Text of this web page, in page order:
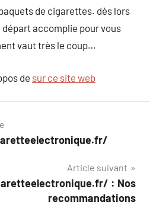
de cigarettes. dès lors
départ accomplie pour vous
vaut très le coup…
de sur ce site web
Article suivant
: Nos
recommandations